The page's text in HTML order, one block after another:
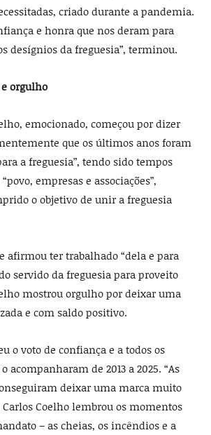
criado durante a pandemia.
e honra que nos deram para
desígnios da freguesia”, terminou.
e orgulho
emocionado, começou por dizer
que os últimos anos foram
a freguesia”, tendo sido tempos
empresas e associações”,
o objetivo de unir a freguesia
afirmou ter trabalhado “dela e para
servido da freguesia para proveito
mostrou orgulho por deixar uma
e com saldo positivo.
o voto de confiança e a todos os
acompanharam de 2013 a 2025. “As
deixar uma marca muito
Coelho lembrou os momentos
– as cheias, os incêndios e a